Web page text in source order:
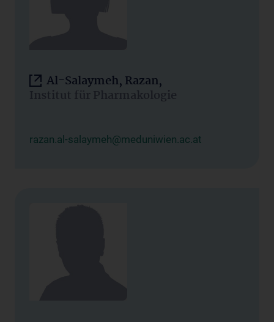
Al-Salaymeh, Razan,
Institut für Pharmakologie
razan.al-salaymeh@meduniwien.ac.at